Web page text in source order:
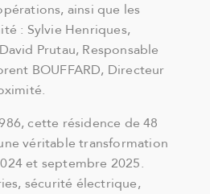
ainsi que les
: Sylvie Henriques,
Prutau, Responsable
BOUFFARD, Directeur
cette résidence de 48
véritable transformation
et septembre 2025.
sécurité électrique,